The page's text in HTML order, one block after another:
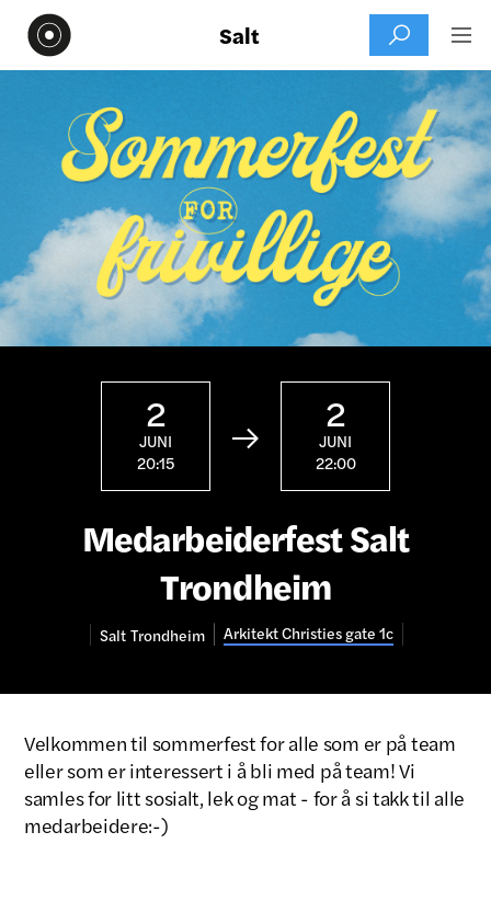
Salt  
2
JUNI
20:15

2
JUNI
22:00
Medarbeiderfest Salt
Trondheim
Salt Trondheim Arkitekt Christies gate 1c
Velkommen til sommerfest for alle som er på team
eller som er interessert i å bli med på team! Vi
samles for litt sosialt, lek og mat - for å si takk til alle
medarbeidere:-)